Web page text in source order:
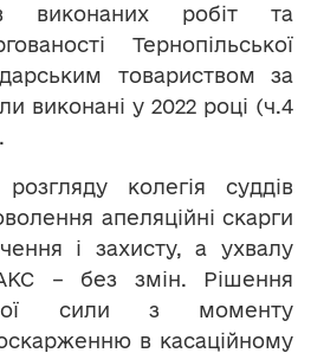
виконаних робіт та
Тернопільської
товариством за
виконані у 2022 році (ч.4
колегія суддів
апеляційні скарги
і захисту, а ухвалу
– без змін. Рішення
сили з моменту
в касаційному